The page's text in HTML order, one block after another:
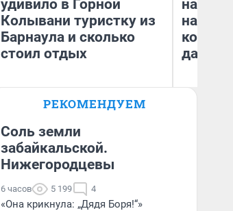
удивило в Горной
Колывани туристку из
Барнаула и сколько
стоил отдых
нам
даже
РЕКОМЕНДУЕМ
Соль земли
забайкальской.
Нижегородцевы
6 часов 5 199 4
«Она крикнула: „Дядя Боря!“»